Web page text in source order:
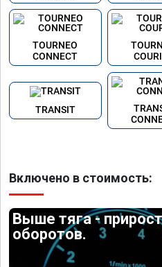
TOURNEO
CONNECT
TRANSIT
Включено в стоимость:
Выше тяга -
оборотов.